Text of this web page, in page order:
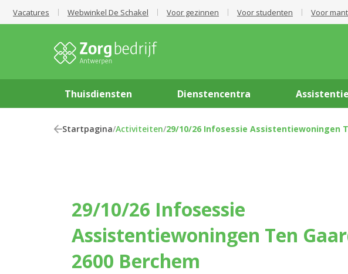
Vacatures Webwinkel De Schakel Voor gezinnen Voor studenten Voor
Thuisdiensten Dienstencentra
Startpagina/Activiteiten/29/10/26 Infosessie Assistentiewoningen
29/10/26 Infosessie
Assistentiewoningen Ten
2600 Berchem